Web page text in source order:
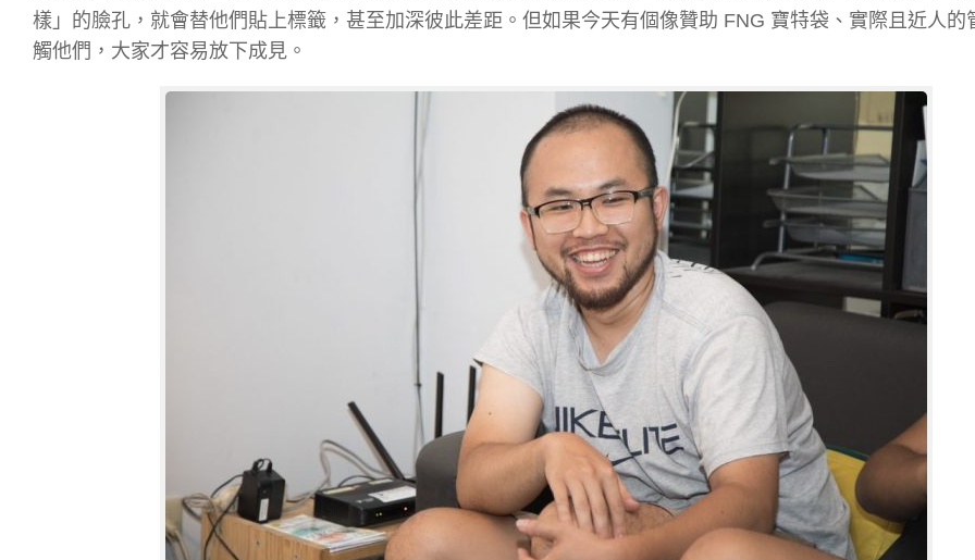
樣」的臉孔，就會替他們貼上標籤，甚至加深彼此差距。但如果今天有個像贊助 FNG 寶特袋、實際且近人的
觸他們，大家才容易放下成見。